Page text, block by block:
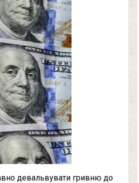
девальвувати гривню до